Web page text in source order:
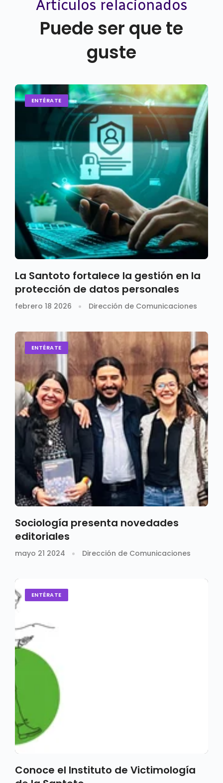
Artículos relacionados
Puede ser que te
guste
ENTÉRATE
La Santoto fortalece la gestión en la
protección de datos personales
febrero 18 2026 Dirección de Comunicaciones
ENTÉRATE
Sociología presenta novedades
editoriales
mayo 21 2024 Dirección de Comunicaciones
ENTÉRATE
Conoce el Instituto de Victimología